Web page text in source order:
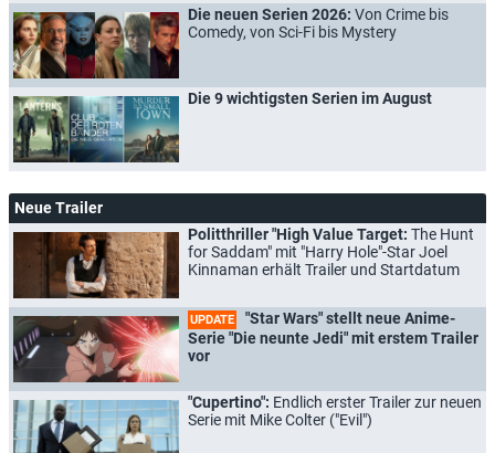
Die neuen Serien 2026: Von Crime bis
Comedy, von Sci-Fi bis Mystery
Die 9 wichtigsten Serien im August
Neue Trailer
Politthriller "High Value Target: The Hunt
for Saddam" mit "Harry Hole"-Star Joel
Kinnaman erhält Trailer und Startdatum
UPDATE
"Star Wars" stellt neue Anime-
Serie "Die neunte Jedi" mit erstem Trailer
vor
"Cupertino": Endlich erster Trailer zur neuen
Serie mit Mike Colter ("Evil")